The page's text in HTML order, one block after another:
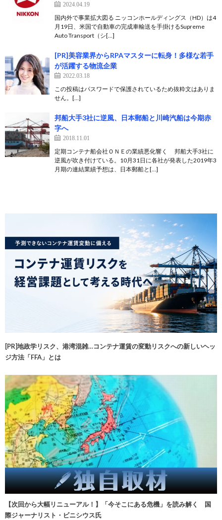
2024.04.19
国内外で事業拡大図る ニッコンホールディングス（HD）は4
月19日、米国で自動車の完成車輸送を手掛けるSupreme
Auto Transport（シ[…]
[PR]美容業界からRPAマスターに転身！多様な若手
が活躍する物流企業
2022.03.18
この投稿はパスワードで保護されているため抜粋文はありま
せん。[…]
邦船大手3社に逆風、日本郵船と川崎汽船は今期赤
字へ
2018.11.01
定期コンテナ船会社ＯＮＥの業績悪化響く 邦船大手3社に
逆風が吹き付けている。10月31日に各社が発表した2019年3
月期の連結業績予想は、日本郵船と[…]
[PR]地政学リスク、港湾混雑…コンテナ運賃の変動リスクへの新しいヘッ
ジ方法「FFA」とは
【次回から大幅リニューアル！】「今そこにある危機」を読み解く 国
際ジャーナリスト・ビニシウス氏